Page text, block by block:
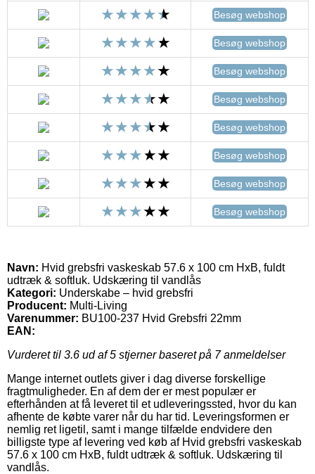
Besøg webshop
Besøg webshop
Besøg webshop
Besøg webshop
Besøg webshop
Besøg webshop
Besøg webshop
Besøg webshop
Navn: Hvid grebsfri vaskeskab 57.6 x 100 cm HxB, fuldt
udtræk & softluk. Udskæring til vandlås
Kategori: Underskabe – hvid grebsfri
Producent: Multi-Living
Varenummer: BU100-237 Hvid Grebsfri 22mm
EAN:
Vurderet til 3.6 ud af 5 stjerner baseret på 7anmeldelser
Mange internet outlets giver i dag diverse forskellige
fragtmuligheder. En af dem der er mest populær er
efterhånden at få leveret til et udleveringssted, hvor du kan
afhente de købte varer når du har tid. Leveringsformen er
nemlig ret ligetil, samt i mange tilfælde endvidere den
billigste type af levering ved køb af Hvid grebsfri vaskeskab
57.6 x 100 cm HxB, fuldt udtræk & softluk. Udskæring til
vandlås.